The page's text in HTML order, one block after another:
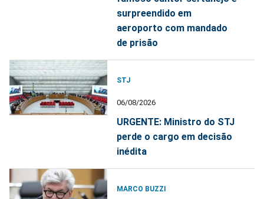
surpreendido em
aeroporto com mandado
de prisão
STJ
06/08/2026
URGENTE: Ministro do STJ
perde o cargo em decisão
inédita
MARCO BUZZI